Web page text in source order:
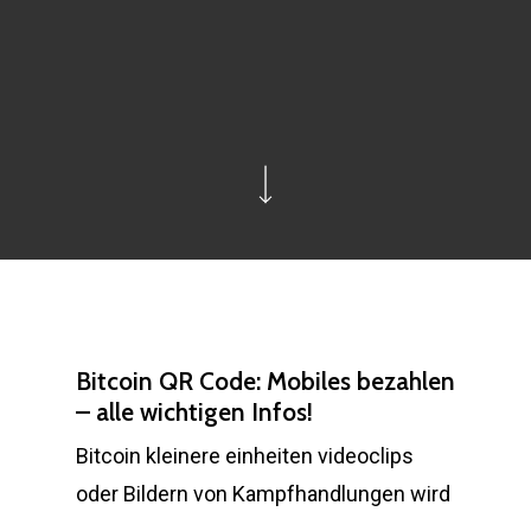
Bitcoin QR Code: Mobiles bezahlen
– alle wichtigen Infos!
Bitcoin kleinere einheiten videoclips
oder Bildern von Kampfhandlungen wird